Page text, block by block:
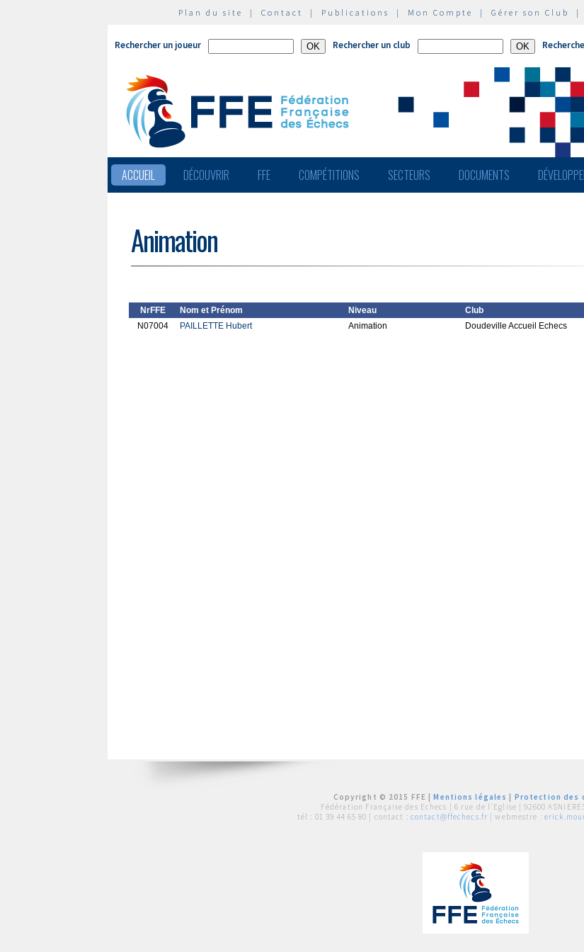
Plan du site | Contact | Publications | Mon Compte | Gérer son Club |
Rechercher un joueur Rechercher un club
ACCUEIL DÉCOUVRIR FFE COMPÉTITIONS SECTEURS DOCUMENTS
Animation
NrFFE Nom et Prénom Niveau
Club
N07004
PAILLETTE Hubert Animation Doudeville Accueil Echecs
Copyright © 2015 FFE |Mentions légales
Protection des
Fédération Française des Echecs | 6 rue de l'Eglise | 92600
tél : 01 39 44 65 80 | contact : contact@ffechecs.fr | webmestre :